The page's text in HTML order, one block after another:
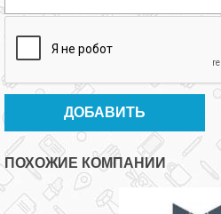
ПОХОЖИЕ КОМПАНИИ